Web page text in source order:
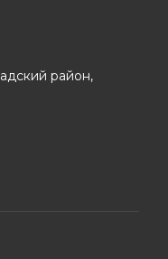
район,